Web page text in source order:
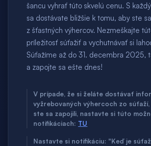
šancu vyhrať túto skvelú cenu. S
sa dostávate bližšie k tomu, aby ste
z šťastných výhercov. Nezmeškajte
príležitosť súťažiť a vychutnávať si
Súťažíme až do 31. decembra 2025,
a zapojte sa ešte dnes!
V prípade, že si želáte dostávať
vyžrebovaných výhercoch zo
ste sa zapojili, nastavte si túto
notifikáciach: TU
Nastavte si notifikáciu: "Keď je súťaž